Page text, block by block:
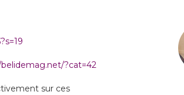
?cat=42
sur ces